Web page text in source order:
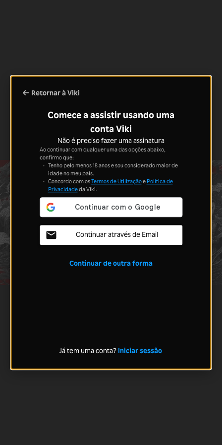
Retornar à Viki
Comece a assistir usando uma
conta Viki
Não é preciso fazer uma assinatura
Ao continuar com qualquer uma das opções abaixo,
confirmo que:
Tenho pelo menos 18 anos e sou considerado maior de
idade no meu país.
Concordo com osTermos de Utilizaçãoe Política de
Privacidadeda Viki.
Continuar através de Email
Continuar de outra forma
Já tem uma conta? Iniciar sessão